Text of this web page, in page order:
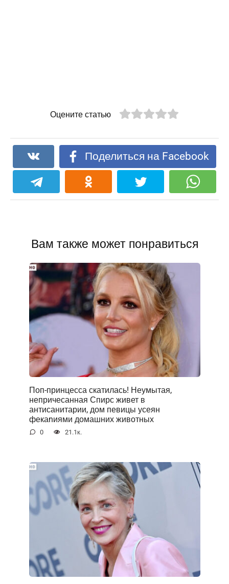
Оцените статью
Поделиться на Facebook
Вам также может понравиться
Поп-принцесса скатилась! Неумытая,
непричесанная Спирс живет в
антисанитарии, дом певицы усеян
фекаnиями домашних животных
0 21.1к.